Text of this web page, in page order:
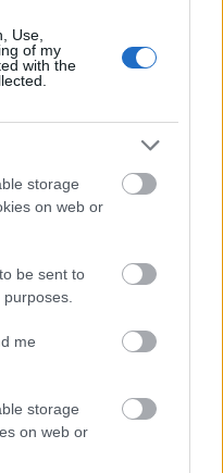
Use,
of my
with the
storage
on web or
be sent to
me
storage
on web or
elé állítja a KM Építőt,
aszfaltozás.
az 5. blokk új
Ferenc repülőtér
logisztikai bázis út- és
fejlesztése
vezetéken
megújításával is készül
ötszázadik